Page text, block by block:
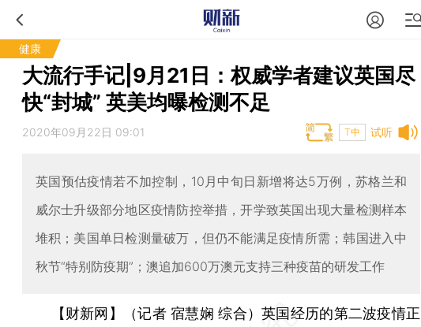
健康
大流行手记|9月21日：权威学者建议英国尽
快“封城” 英美均曝检测不足
试听
2020年09月22日 09:01 T中
英国预估疫情若不加控制，10月中旬日新增将达5万例，苏格兰和
威尔士升级部分地区疫情防控举措，开学致英国出现大量检测样本
堆积；美国单日检测量破万，但仍不能满足疫情所需；韩国进入中
秋节“特别防疫期”；澳追加600万澳元支持三种疫苗的研发工作
【财新网】（记者 宿慧娴 综合）英国经历的第二波疫情正